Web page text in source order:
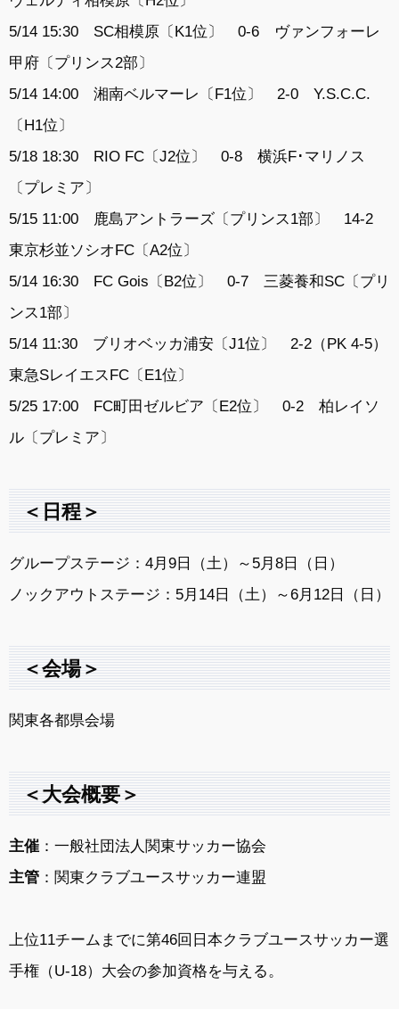
5/14 15:30 SC相模原〔K1位〕 0-6 ヴァンフォーレ
甲府〔プリンス2部〕
5/14 14:00 湘南ベルマーレ〔F1位〕 2-0 Y.S.C.C.
〔H1位〕
5/18 18:30 RIO FC〔J2位〕 0-8 横浜F･マリノス
〔プレミア〕
5/15 11:00 鹿島アントラーズ〔プリンス1部〕 14-2
東京杉並ソシオFC〔A2位〕
5/14 16:30 FC Gois〔B2位〕 0-7 三菱養和SC〔プリ
ンス1部〕
5/14 11:30 ブリオベッカ浦安〔J1位〕 2-2（PK 4-5）
東急SレイエスFC〔E1位〕
5/25 17:00 FC町田ゼルビア〔E2位〕 0-2 柏レイソ
ル〔プレミア〕
＜日程＞
グループステージ：4月9日（土）～5月8日（日）
ノックアウトステージ：5月14日（土）～6月12日（日）
＜会場＞
関東各都県会場
＜大会概要＞
主催 ：一般社団法人関東サッカー協会
主管 ：関東クラブユースサッカー連盟
上位11チームまでに第46回日本クラブユースサッカー選
手権（U-18）大会の参加資格を与える。